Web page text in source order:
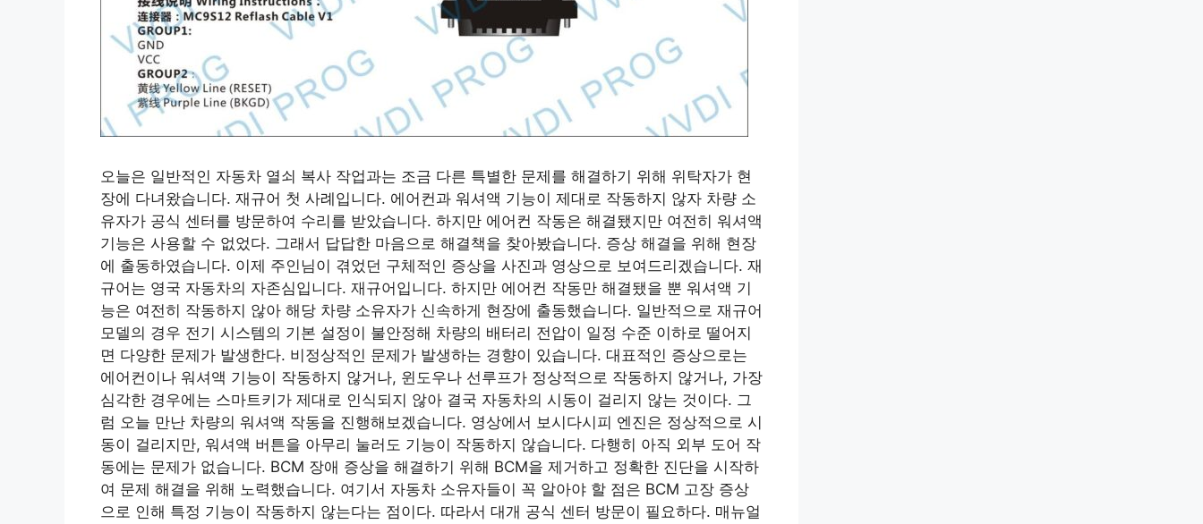
오늘은 일반적인 자동차 열쇠 복사 작업과는 조금 다른 특별한 문제를 해결하기 위해 위탁자가 현
장에 다녀왔습니다. 재규어 첫 사례입니다. 에어컨과 워셔액 기능이 제대로 작동하지 않자 차량 소
유자가 공식 센터를 방문하여 수리를 받았습니다. 하지만 에어컨 작동은 해결됐지만 여전히 워셔액
기능은 사용할 수 없었다. 그래서 답답한 마음으로 해결책을 찾아봤습니다. 증상 해결을 위해 현장
에 출동하였습니다. 이제 주인님이 겪었던 구체적인 증상을 사진과 영상으로 보여드리겠습니다. 재
규어는 영국 자동차의 자존심입니다. 재규어입니다. 하지만 에어컨 작동만 해결됐을 뿐 워셔액 기
능은 여전히 ​​작동하지 않아 해당 차량 소유자가 신속하게 현장에 출동했습니다. 일반적으로 재규어
모델의 경우 전기 시스템의 기본 설정이 불안정해 차량의 배터리 전압이 일정 수준 이하로 떨어지
면 다양한 문제가 발생한다. 비정상적인 문제가 발생하는 경향이 있습니다. 대표적인 증상으로는
에어컨이나 워셔액 기능이 작동하지 않거나, 윈도우나 선루프가 정상적으로 작동하지 않거나, 가장
심각한 경우에는 스마트키가 제대로 인식되지 않아 결국 자동차의 시동이 걸리지 않는 것이다. 그
럼 오늘 만난 차량의 워셔액 작동을 진행해보겠습니다. 영상에서 보시다시피 엔진은 정상적으로 시
동이 걸리지만, 워셔액 버튼을 아무리 눌러도 기능이 작동하지 않습니다. 다행히 아직 외부 도어 작
동에는 문제가 없습니다. BCM 장애 증상을 해결하기 위해 BCM을 제거하고 정확한 진단을 시작하
여 문제 해결을 위해 노력했습니다. 여기서 자동차 소유자들이 꼭 알아야 할 점은 BCM 고장 증상
으로 인해 특정 기능이 작동하지 않는다는 점이다. 따라서 대개 공식 센터 방문이 필요하다. 매뉴얼